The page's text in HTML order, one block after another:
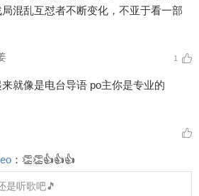
混乱互怼者不断变化，不亚于看一部
1
就像是电台导语 po主你是专业的
： 👏👏👍👍👍
是听歌吧🎵